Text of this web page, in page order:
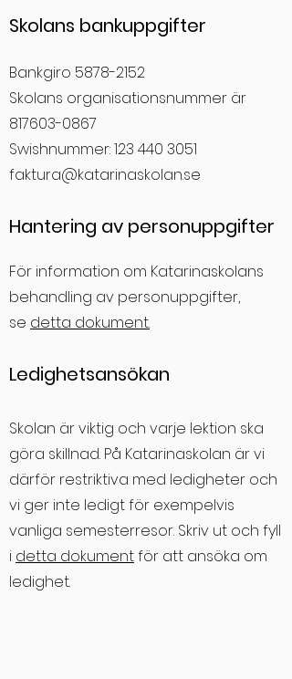
Skolans bankuppgifter
Bankgiro 5878-2152
Skolans organisationsnummer är
817603-0867
Swishnummer:123 440 3051
faktura@katarinaskolan.se
Hantering av personuppgifter
För information om Katarinaskolans
behandling av personuppgifter,
se detta dokument.
Ledighetsansökan
Skolan är viktig och varje lektion ska
göra skillnad. På Katarinaskolan är vi
därför restriktiva med ledigheter och
vi ger inte ledigt för exempelvis
vanliga semesterresor. Skriv ut och fyll
i detta dokumentför att ansöka om
ledighet.